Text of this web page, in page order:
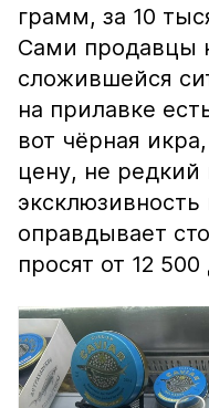
грамм, за 10
Сами продавцы
сложившейся
на прилавке
вот чёрная
цену, не редкий
оправдывает
просят от 12